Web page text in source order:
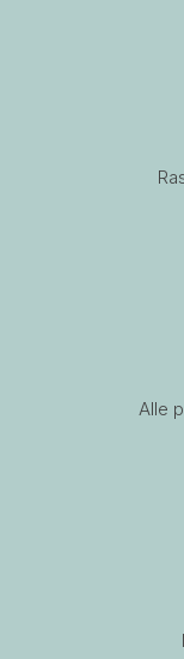
Alle